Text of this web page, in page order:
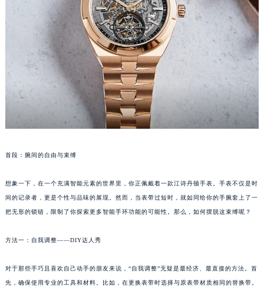
首段：腕间的自由与束缚
想象一下，在一个充满智能元素的世界里，你正佩戴着一款江诗丹顿手表。手表不仅是时
间的记录者，更是个性与品味的展现。然而，当表带过短时，就如同给你的手腕套上了一
把无形的锁链，限制了你探索更多智能手环功能的可能性。那么，如何摆脱这束缚呢？
方法一：自我调整——DIY达人秀
对于那些手巧且喜欢自己动手的朋友来说，“自我调整”无疑是最经济、最直接的方法。首
先，确保使用专业的工具和材料。比如，在更换表带时选择与原表带材质相同的替换带。